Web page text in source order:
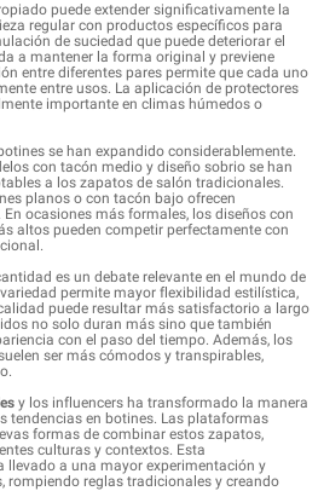
puede extender significativamente la
regular con productos específicos para
de suciedad que puede deteriorar el
a mantener la forma original y previene
entre diferentes pares permite que cada uno
entre usos. La aplicación de protectores
importante en climas húmedos o
se han expandido considerablemente.
con tacón medio y diseño sobrio se han
a los zapatos de salón tradicionales.
planos o con tacón bajo ofrecen
ocasiones más formales, los diseños con
altos pueden competir perfectamente con
es un debate relevante en el mundo de
permite mayor flexibilidad estilística,
puede resultar más satisfactorio a largo
no solo duran más sino que también
con el paso del tiempo. Además, los
ser más cómodos y transpirables,
y los influencers ha transformado la manera
tendencias en botines. Las plataformas
formas de combinar estos zapatos,
culturas y contextos. Esta
llevado a una mayor experimentación y
rompiendo reglas tradicionales y creando